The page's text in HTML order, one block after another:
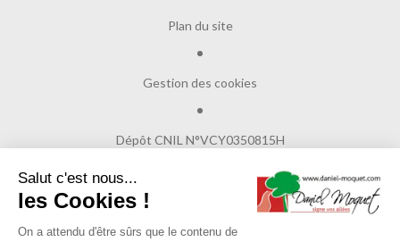
Plan du site
Gestion des cookies
Dépôt CNIL N°VCY0350815H
Salut c'est nous...
les Cookies !
On a attendu d'être sûrs que le contenu de